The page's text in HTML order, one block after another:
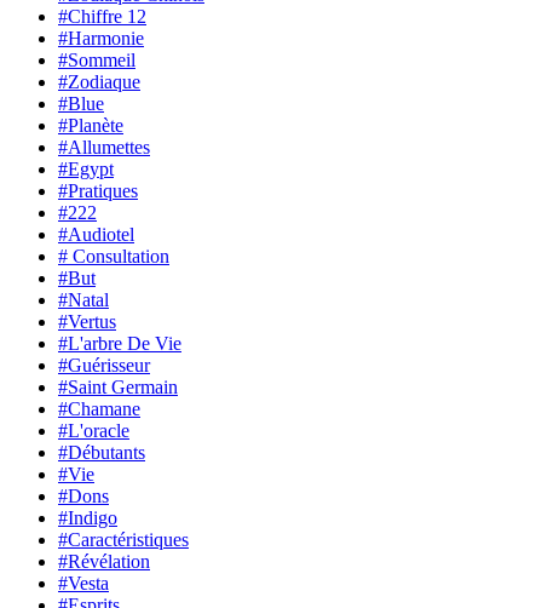
#Chiffre 12
#Harmonie
#Sommeil
#Zodiaque
#Blue
#Planète
#Allumettes
#Egypt
#Pratiques
#222
#Audiotel
# Consultation
#But
#Natal
#Vertus
#L'arbre De Vie
#Guérisseur
#Saint Germain
#Chamane
#L'oracle
#Débutants
#Vie
#Dons
#Indigo
#Caractéristiques
#Révélation
#Vesta